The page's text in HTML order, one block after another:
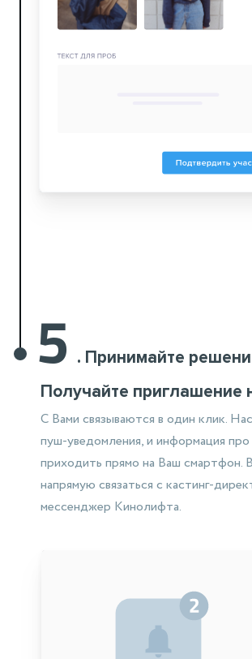
5 . Принимайте
Получайте приглашение
С Вами связываются в один клик.
пуш-уведомления,и информация про
приходить прямо на Ваш смартфон.
напрямую связаться с кастинг-
мессенджер Кинолифта.